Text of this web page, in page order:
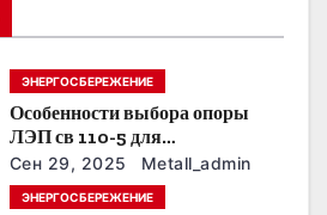
ЭНЕРГОСБЕРЕЖЕНИЕ
Особенности выбора опоры
ЛЭП св 110-5 для
строительства электросетей
Сен 29, 2025 Metall_admin
ЭНЕРГОСБЕРЕЖЕНИЕ